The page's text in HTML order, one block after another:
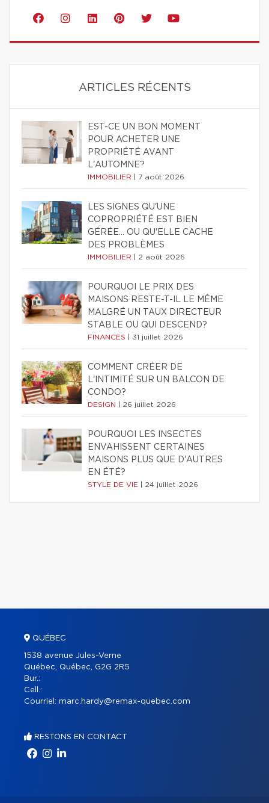
ARTICLES RÉCENTS
EST-CE UN BON MOMENT
POUR ACHETER UNE
PROPRIÉTÉ AVANT
L'AUTOMNE?
IMMOBILIER 7 août 2026
LES SIGNES QU'UNE
COPROPRIÉTÉ EST BIEN
GÉRÉE… OU QU'ELLE CACHE
DES PROBLÈMES
IMMOBILIER 2 août 2026
POURQUOI LE PRIX DES
MAISONS RESTE-T-IL LE MÊME
MALGRÉ UN TAUX DIRECTEUR
STABLE OU QUI DESCEND?
FINANCES 31 juillet 2026
COMMENT CRÉER DE
L'INTIMITÉ SUR UN BALCON DE
CONDO?
DESIGN 26 juillet 2026
POURQUOI LES INSECTES
ENVAHISSENT CERTAINES
MAISONS PLUS QUE D'AUTRES
EN ÉTÉ?
STYLE DE VIE 24 juillet 2026
QUÉBEC
1538 avenue Jules-Verne
Québec, Québec, G2G 2R5
Bur.:
Cell.:
Courriel: marc.hardy@remax-quebec.com
RESTONS EN CONTACT